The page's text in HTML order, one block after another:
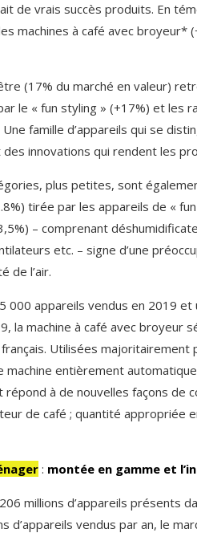
de vrais succès produits. En
machines à café avec broyeur*
(17% du marché en valeur)
le « fun styling » (+17%) et les
Une famille d’appareils qui se
innovations qui rendent les
plus petites, sont
tirée par les appareils de «
– comprenant
etc. – signe d’une
de l’air.
000 appareils vendus en 2019 et
la machine à café avec broyeur
Utilisées majoritairement
machine entièrement
répond à de nouvelles façons de
de café ; quantité appropriée
: montée en gamme et
millions d’appareils présents
d’appareils vendus par an, le